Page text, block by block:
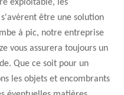
exploitable, les
être une solution
à pic, notre entreprise
vous assurera toujours un
Que ce soit pour un
les objets et encombrants